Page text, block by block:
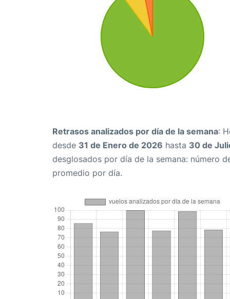
Retrasos analizados por día de la semana:
desde 31 de Enero de 2026 hasta 30 de
desglosados por día de la semana: número
promedio por día.